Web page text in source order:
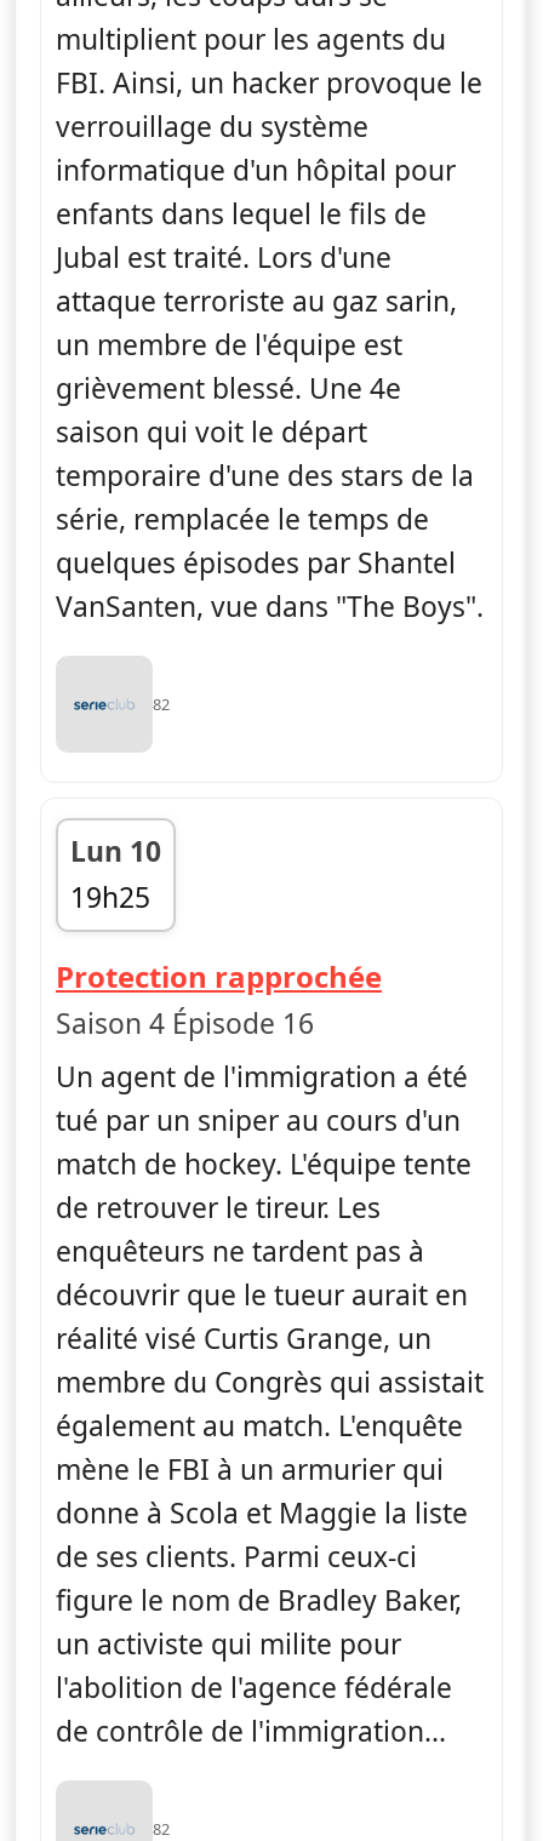
multiplient pour les agents du
FBI. Ainsi, un hacker provoque le
verrouillage du système
informatique d'un hôpital pour
enfants dans lequel le fils de
Jubal est traité. Lors d'une
attaque terroriste au gaz sarin,
un membre de l'équipe est
grièvement blessé. Une 4e
saison qui voit le départ
temporaire d'une des stars de la
série, remplacée le temps de
quelques épisodes par Shantel
VanSanten, vue dans "The Boys".
82
Lun 10
19h25
fin 20h05
Protection rapprochée— FBI
Saison 4 Épisode 16
Un agent de l'immigration a été
tué par un sniper au cours d'un
match de hockey. L'équipe tente
de retrouver le tireur. Les
enquêteurs ne tardent pas à
découvrir que le tueur aurait en
réalité visé Curtis Grange, un
membre du Congrès qui assistait
également au match. L'enquête
mène le FBI à un armurier qui
donne à Scola et Maggie la liste
de ses clients. Parmi ceux-ci
figure le nom de Bradley Baker,
un activiste qui milite pour
l'abolition de l'agence fédérale
de contrôle de l'immigration...
82